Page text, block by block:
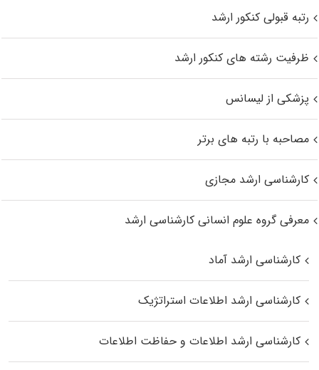
رتبه قبولی کنکور ارشد
ظرفیت رشته های کنکور ارشد
پزشکی از لیسانس
مصاحبه با رتبه های برتر
کارشناسی ارشد مجازی
معرفی گروه علوم انسانی کارشناسی ارشد
کارشناسی ارشد آماد
کارشناسی ارشد اطلاعات استراتژیک
کارشناسی ارشد اطلاعات و حفاظت اطلاعات